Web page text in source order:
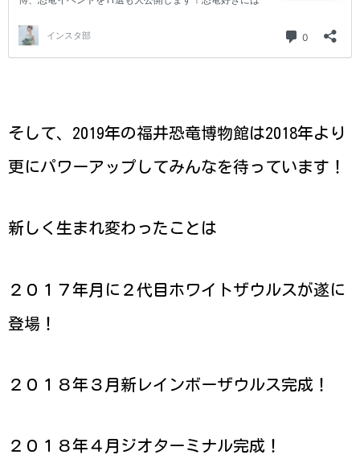
そして、2019年の福井恐竜博物館は2018年より
更にパワーアップしてみんなを待っています！
新しく生まれ変わったことは
２０１７年月に２代目ホワイトザウルスが遂に
登場！
２０１８年３月新レインボーザウルス完成！
２０１８年４月ジオターミナル完成！